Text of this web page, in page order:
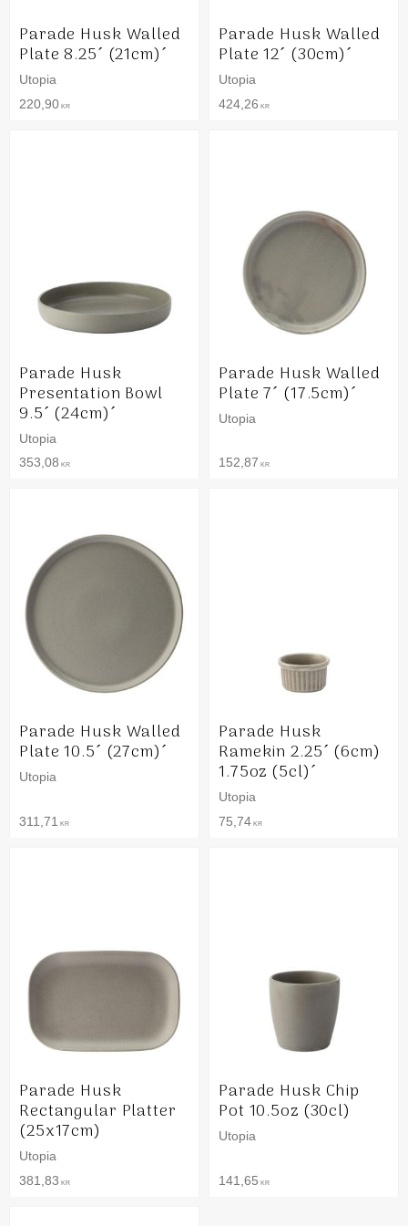
Parade Husk Walled
Plate 8.25´ (21cm)´
Utopia
220,90 KR
Parade Husk Walled
Plate 12´ (30cm)´
Utopia
424,26 KR
Parade Husk
Presentation Bowl
9.5´ (24cm)´
Utopia
353,08 KR
Parade Husk Walled
Plate 7´ (17.5cm)´
Utopia
152,87 KR
Parade Husk Walled
Plate 10.5´ (27cm)´
Utopia
311,71 KR
Parade Husk
Ramekin 2.25´ (6cm)
1.75oz (5cl)´
Utopia
75,74 KR
Parade Husk
Rectangular Platter
(25x17cm)
Utopia
381,83 KR
Parade Husk Chip
Pot 10.5oz (30cl)
Utopia
141,65 KR